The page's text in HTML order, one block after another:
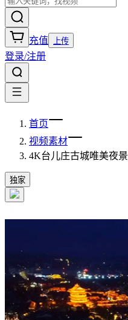
充值 上传
登录/注册
首页
视频素材
4K台儿庄古城唯美夜景
独家